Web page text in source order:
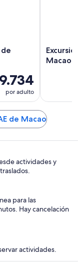
por adulto
Macao
de Macao
actividades y
para las
Hay cancelación
actividades.